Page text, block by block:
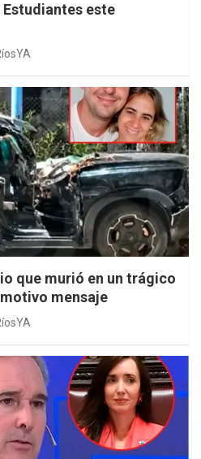
este
que murió en un trágico
mensaje